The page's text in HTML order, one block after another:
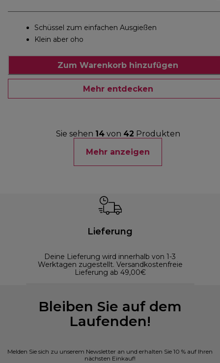
Schüssel zum einfachen Ausgießen
Klein aber oho
Zum Warenkorb hinzufügen
Mehr entdecken
Sie sehen 14von 42 Produkten
Mehr anzeigen
Lieferung
Deine Lieferung wird innerhalb von 1-3
Werktagen zugestellt. Versandkostenfreie
Lieferung ab 49,00€
Bleiben Sie auf dem
Laufenden!
Melden Sie sich zu unserem Newsletter an und erhalten Sie 10 % auf Ihren
nächsten Einkauf!